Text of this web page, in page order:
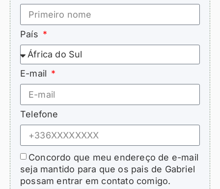
País
E-mail
Telefone
Concordo que meu endereço de e-mail
seja mantido para que os pais de Gabriel
possam entrar em contato comigo.